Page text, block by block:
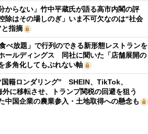
からない」竹中平蔵氏が語る高市内閣の評
はその場しのぎ」いま不可欠なのは“社会
指摘
べ放題」で行列のできる新形態レストランを
ールディングス 同社に聞いた「店舗展開の
多角化してもぶれない軸
籍ロンダリング” SHEIN、TikTok、
に移転させ、トランプ関税の回避を狙う
中国企業の農業参入・土地取得への懸念も